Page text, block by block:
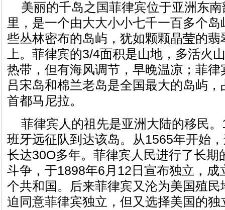
美丽的千岛之国菲律宾位于亚洲东
里，是一个由大大小小七千一百多个
些丛林密布的岛屿，犹如颗颗晶莹的
上。菲律宾的3/4面积是山地，多活火
热带，但有海风调节，早晚温凉；菲
吕宋岛和棉兰老岛是全国最大的岛屿
首都马尼拉。
菲律宾人的祖先是亚洲大陆的移民
班牙远征队到达该岛。从1565年开始
长达30O多年。菲律宾人民进行了长期
斗争，于1898年6月12日宣布独立，成
个共和国。后来菲律宾又沦为美国殖
迫同意菲律宾独立，但又选择美国的